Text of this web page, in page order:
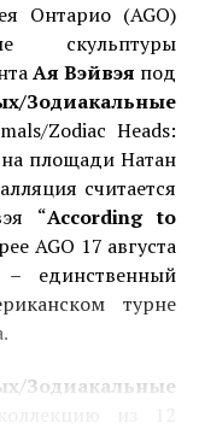
Онтарио (AGO)
скульптуры
Ая Вэйвэя под
Зодиакальные
Zodiac Heads:
площади Натан
считается
“According to
AGO 17 августа
единственный
турне
Зодиакальные